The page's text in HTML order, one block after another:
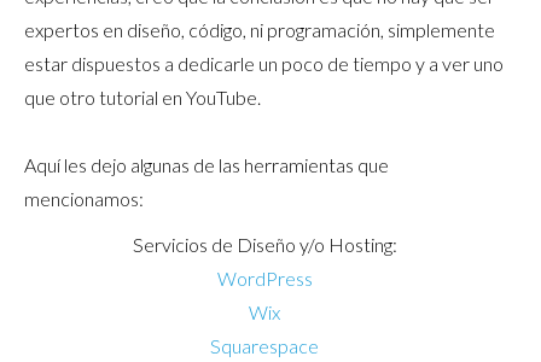
expertos en diseño, código, ni programación, simplemente
estar dispuestos a dedicarle un poco de tiempo y a ver uno
que otro tutorial en YouTube.
Aquí les dejo algunas de las herramientas que
mencionamos:
Servicios de Diseño y/o Hosting:
WordPress
Wix
Squarespace